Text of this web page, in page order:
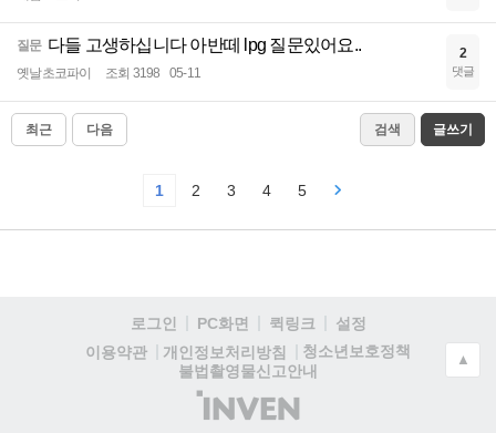
질문 다들 고생하십니다 아반떼 lpg 질문있어요..
옛날초코파이 조회 3198 05-11
2
댓글
최근 다음 검색 글쓰기
1 2 3 4 5
로그인 PC화면 퀵링크
설정
이용약관
개인정보처리방침
청소년보호정책
불법촬영물신고안내
(주)
인
▲